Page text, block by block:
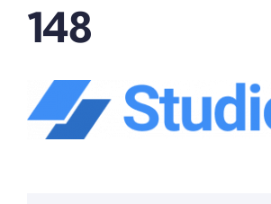
Marketing
Quienes somos
148